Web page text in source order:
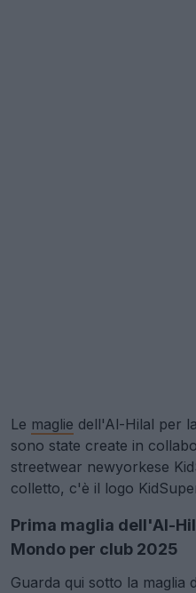
Le maglie dell'Al-Hilal per
sono state create in
streetwear newyorkese
colletto, c'è il logo
Prima maglia dell'Al-
Mondo per club 2025
Guarda qui sotto la